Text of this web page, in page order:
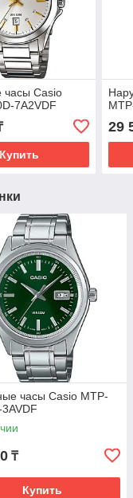
часы Casio
7A2VDF
Купить
29
часы Casio MTP-
₸
Купить